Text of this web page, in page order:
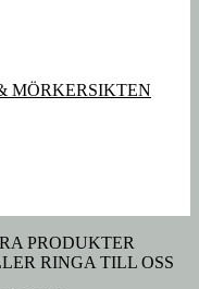
MÖRKERSIKTEN
PRODUKTER
RINGA TILL OSS